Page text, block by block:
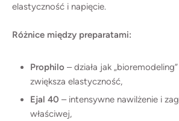
elastyczność i napięcie.
Różnice między preparatami:
Prophilo – działa jak
zwiększa elastyczność,
Ejal 40 – intensywne nawilżenie i
właściwej,